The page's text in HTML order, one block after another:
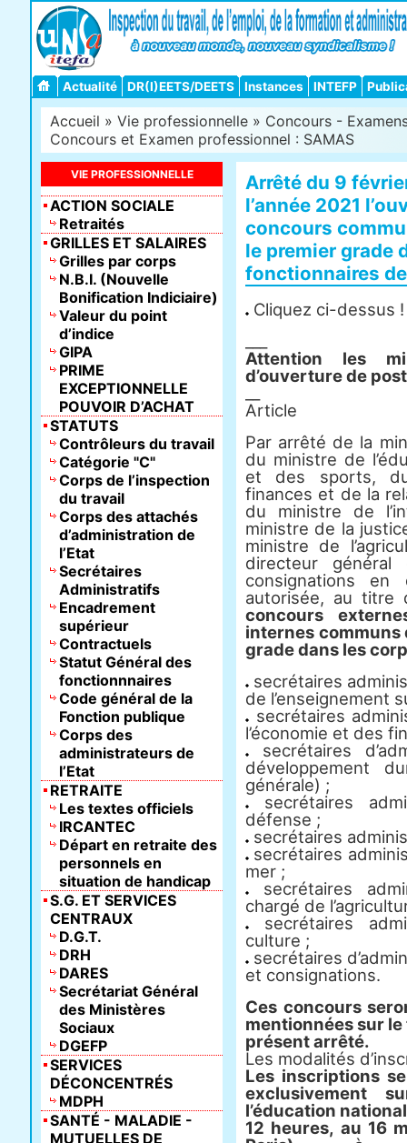
Actualité DR(I)EETS/DEETS Instances INTEFP
Accueil » Vie professionnelle » Concours -
Concours et Examen professionnel : SAMAS
Arrêté du 9
l’année 2021
concours
le premier grade
fonctionnaires
Cliquez ci-dessus !
Attention les
d’ouverture de
Article
Par arrêté de la
du ministre de
et des sports,
finances et de la
du ministre de
ministre de la
ministre de
directeur
consignations
autorisée, au titre
concours
internes
grade dans les
secrétaires
de l’enseignement
secrétaires
l’économie et des
secrétaires
développement
générale) ;
secrétaires
défense ;
secrétaires
secrétaires
mer ;
secrétaires
chargé de
secrétaires
culture ;
secrétaires
et consignations.
Ces concours
mentionnées sur
présent arrêté.
Les modalités
Les inscriptions
exclusivement
l’éducation
12 heures, au 16
VIE PROFESSIONNELLE
ACTION SOCIALE
Retraités
GRILLES ET SALAIRES
Grilles par corps
N.B.I. (Nouvelle
Bonification Indiciaire)
Valeur du point
d’indice
GIPA
PRIME
EXCEPTIONNELLE
POUVOIR D’ACHAT
STATUTS
Contrôleurs du travail
Catégorie "C"
Corps de l’inspection
du travail
Corps des attachés
d’administration de
l’Etat
Secrétaires
Administratifs
Encadrement
supérieur
Contractuels
Statut Général des
fonctionnnaires
Code général de la
Fonction publique
Corps des
administrateurs de
l’Etat
RETRAITE
Les textes officiels
IRCANTEC
Départ en retraite des
personnels en
situation de handicap
S.G. ET SERVICES
CENTRAUX
D.G.T.
DRH
DARES
Secrétariat Général
des Ministères
Sociaux
DGEFP
SERVICES
DÉCONCENTRÉS
MDPH
SANTÉ - MALADIE -
MUTUELLES DE